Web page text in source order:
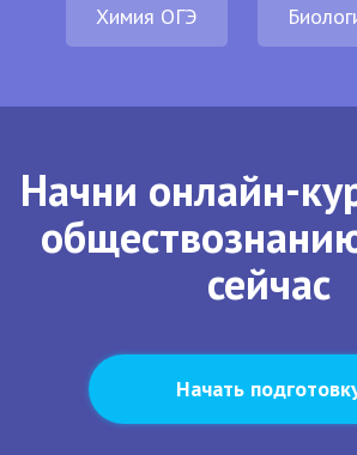
Химия ОГЭ
Начни онлайн-
сейчас
Начать